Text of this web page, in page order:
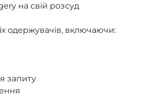
на свій розсуд
одержувачів, включаючи:
запиту